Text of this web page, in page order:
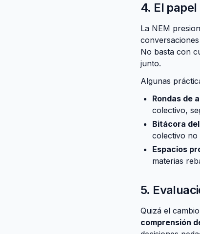
4. El
La NEM
No basta con
junto.
Algunas
Rondas de
colectivo,
Bitácora
colectivo no
Espacios
materias
5.
Quizá el
comprensión